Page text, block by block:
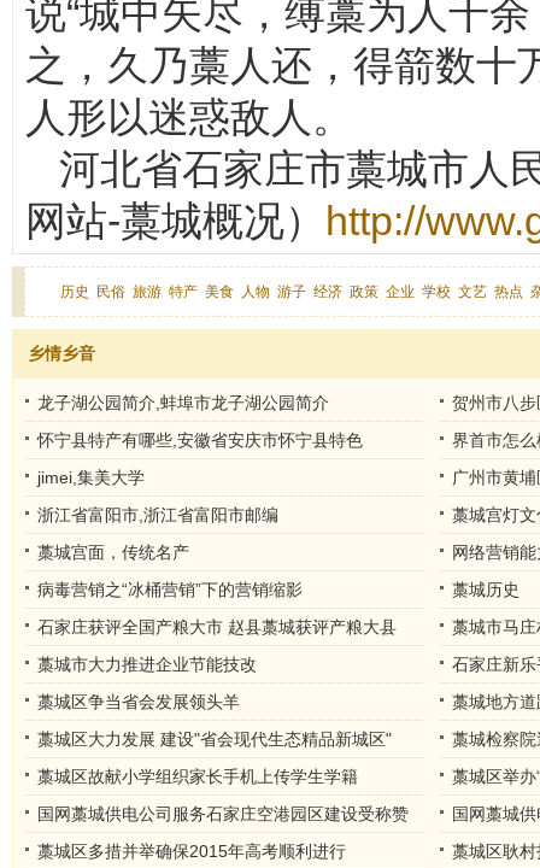
说“城中矢尽，缚藁为人千
之，久乃藁人还，得箭数十
人形以迷惑敌人。
河北省石家庄市藁城市人
网站-藁城概况） http://
历史 民俗 旅游 特产 美食 人物 游子 经济 政策 企业 学校 文艺 热点
乡情乡音
龙子湖公园简介,蚌埠市龙子湖公园简介
贺州市八
怀宁县特产有哪些,安徽省安庆市怀宁县特色
界首市怎
jimei,集美大学
广州市黄
部
浙江省富阳市,浙江省富阳市邮编
藁城宫灯文
藁城宫面，传统名产
网络营销
病毒营销之“冰桶营销”下的营销缩影
藁城历史
石家庄获评全国产粮大市 赵县藁城获评产粮大县
（市）
藁城市马庄
藁城市大力推进企业节能技改
石家庄新
藁城区争当省会发展领头羊
藁城地方
藁城区大力发展 建设"省会现代生态精品新城区"
藁城检察
藁城区故献小学组织家长手机上传学生学籍
藁城区举办
国网藁城供电公司服务石家庄空港园区建设受称赞
国网藁城
藁城区多措并举确保2015年高考顺利进行
藁城区耿